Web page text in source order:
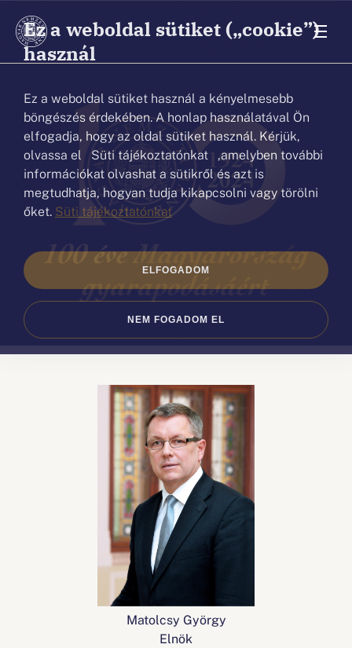
Ez a weboldal sütiket („cookie”)
használ
Ez a weboldal sütiket használ a kényelmesebb
böngészés érdekében. A honlap használatával Ön
elfogadja, hogy az oldal sütiket használ. Kérjük,
olvassa el Süti tájékoztatónkat ,amelyben további
információkat olvashat a sütikről és azt is
megtudhatja, hogyan tudja kikapcsolni vagy törölni
őket. Süti tájékoztatónkat
NEM FOGADOM EL
ELFOGADOM
Matolcsy György
Elnök